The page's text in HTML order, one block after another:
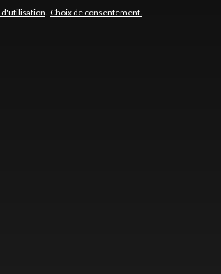
. Choix de consentement.